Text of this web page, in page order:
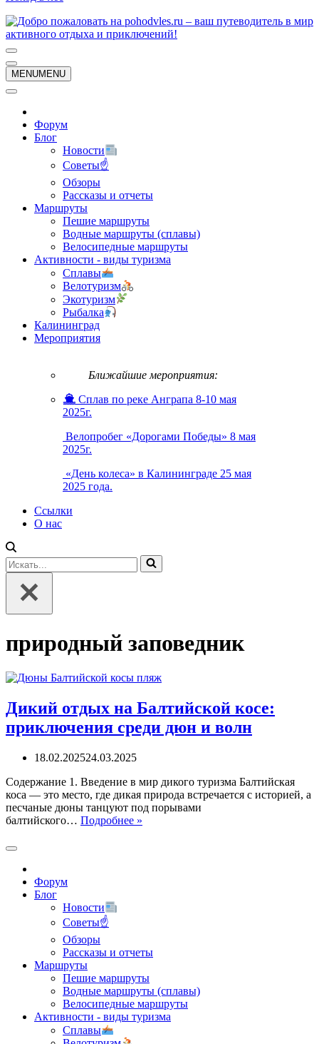
Меню
навигации
Меню
навигации
MENUMENU
Форум
Блог
Новости
Советы☝
Обзоры
Рассказы и отчеты
Маршруты
Пешие маршруты
Водные маршруты (сплавы)
Велосипедные маршруты
Активности - виды туризма
Сплавы
Велотуризм
Экотуризм
Рыбалка
Калининград
Мероприятия
Ближайшие мероприятия:
Сплав по реке Анграпа 8-10 мая
2025г.
Велопробег «Дорогами Победы» 8 мая
2025г.
«День колеса» в Калининграде 25 мая
2025 года.
Ссылки
О нас
Искать...
природный заповедник
Дикий отдых на Балтийской косе:
приключения среди дюн и волн
18.02.202524.03.2025
Содержание 1. Введение в мир дикого туризма Балтийская
коса — это место, где дикая природа встречается с историей, а
песчаные дюны танцуют под порывами
балтийского… Подробнее »
Форум
Блог
Новости
Советы☝
Обзоры
Рассказы и отчеты
Маршруты
Пешие маршруты
Водные маршруты (сплавы)
Велосипедные маршруты
Активности - виды туризма
Сплавы